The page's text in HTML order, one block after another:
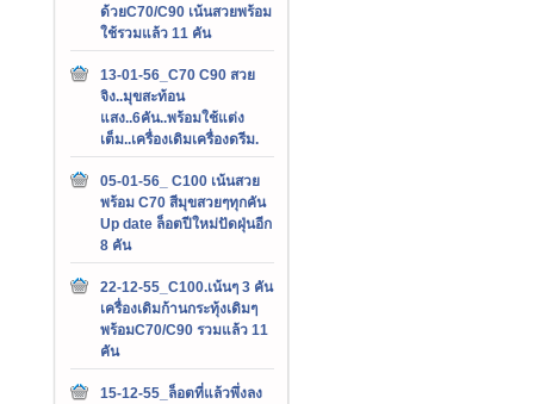
ด้วยC70/C90 เน้นสวยพร้อม
ใช้รวมแล้ว 11 คัน
13-01-56_C70 C90 สวย
จิง..มุขสะท้อน
แสง..6คัน..พร้อมใช้แต่ง
เต็ม..เครื่องเดิมเครื่องดรีม.
05-01-56_ C100 เน้นสวย
พร้อม C70 สีมุขสวยๆทุกคัน
Up date ล็อตปีใหม่ปัดฝุ่นอีก
8 คัน
22-12-55_C100.เน้นๆ 3 คัน
เครื่องเดิมก้านกระทุ้งเดิมๆ
พร้อมC70/C90 รวมแล้ว 11
คัน
15-12-55_ล็อตที่แล้วพึ่งลง